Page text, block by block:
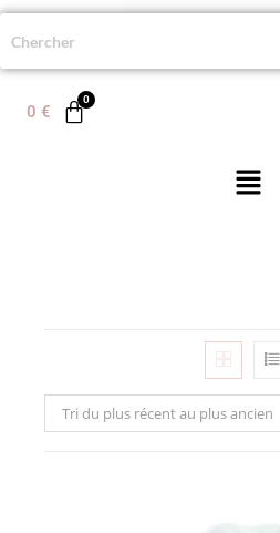
0 €
Tri du plus récent au plus ancien